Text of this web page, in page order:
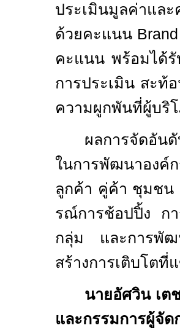
ประเมินมูลค่าแล
ด้วยคะแนน
คะแนน พร้อมได้
การประเมิน สะท้
ความผูกพันที่ผู้บริ
ผลการจัดอัน
ในการพัฒนาองค์
ลูกค้า คู่ค้า ชุมชน
รณ์การช้อปปิ้ง ก
กลุ่ม และการพัฒ
สร้างการเติบโตที่
นายอัศวิน เต
และกรรมการผู้จั